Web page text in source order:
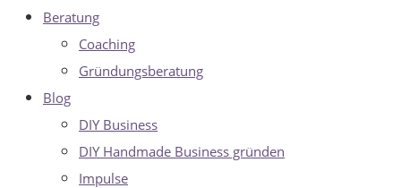
Beratung
Coaching
Gründungsberatung
Blog
DIY Business
DIY Handmade Business gründen
Impulse